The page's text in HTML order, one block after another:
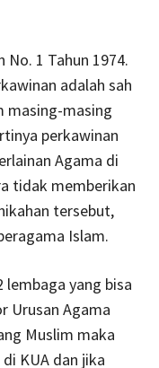
1 Tahun 1974.
adalah sah
masing-masing
perkawinan
Agama di
tidak memberikan
tersebut,
Islam.
lembaga yang bisa
Urusan Agama
Muslim maka
KUA dan jika